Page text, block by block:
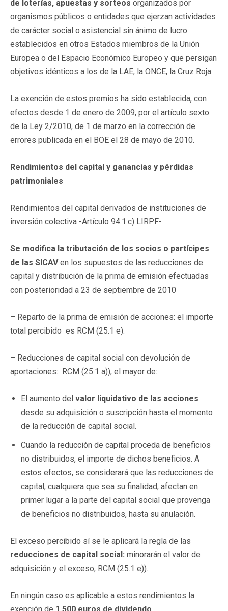
de loterías, apuestas y sorteos organizados por
organismos públicos o entidades que ejerzan actividades
de carácter social o asistencial sin ánimo de lucro
establecidos en otros Estados miembros de la Unión
Europea o del Espacio Económico Europeo y que persigan
objetivos idénticos a los de la LAE, la ONCE, la Cruz Roja.
La exención de estos premios ha sido establecida, con
efectos desde 1 de enero de 2009, por el artículo sexto
de la Ley 2/2010, de 1 de marzo en la corrección de
errores publicada en el BOE el 28 de mayo de 2010.
Rendimientos del capital y ganancias y pérdidas
patrimoniales
Rendimientos del capital derivados de instituciones de
inversión colectiva -Artículo 94.1.c) LIRPF-
Se modifica la tributación de los socios o partícipes
de las SICAVen los supuestos de las reducciones de
capital y distribución de la prima de emisión efectuadas
con posterioridad a 23 de septiembre de 2010
– Reparto de la prima de emisión de acciones: el importe
total percibido es RCM (25.1 e).
– Reducciones de capital social con devolución de
aportaciones: RCM (25.1 a)), el mayor de:
El aumento del valor liquidativo de las acciones
desde su adquisición o suscripción hasta el momento
de la reducción de capital social.
Cuando la reducción de capital proceda de beneficios
no distribuidos, el importe de dichos beneficios. A
estos efectos, se considerará que las reducciones de
capital, cualquiera que sea su finalidad, afectan en
primer lugar a la parte del capital social que provenga
de beneficios no distribuidos, hasta su anulación.
El exceso percibido sí se le aplicará la regla de las
reducciones de capital social: minorarán el valor de
adquisición y el exceso, RCM (25.1 e)).
En ningún caso es aplicable a estos rendimientos la